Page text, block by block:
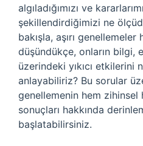
algıladığımızı ve
şekillendirdiğimizi ne
bakışla, aşırı
düşündükçe, onların bilgi,
üzerindeki yıkıcı etkilerini
anlayabiliriz? Bu sorular
genellemenin hem zihinsel
sonuçları hakkında
başlatabilirsiniz.